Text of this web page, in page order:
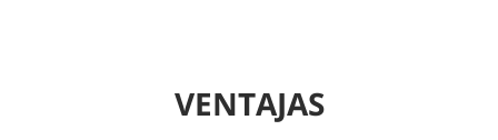
VENTAJAS